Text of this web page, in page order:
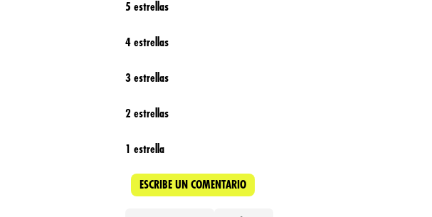
5 estrellas
4 estrellas
3 estrellas
2 estrellas
1 estrella
ESCRIBE UN COMENTARIO